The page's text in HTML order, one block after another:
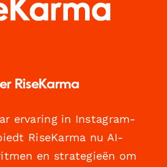
RiseKarma
ervaring in Instagram-
RiseKarma nu AI-
en strategieën om